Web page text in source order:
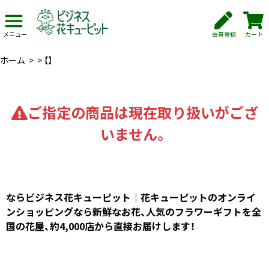
メニュー 会員登録 カート
ホーム > > 【】
ご指定の商品は現在取り扱いがござ
いません。
ならビジネス花キューピット｜花キューピットのオンライ
ンショッピングなら新鮮なお花、人気のフラワーギフトを全
国の花屋、約4,000店から直接お届けします！